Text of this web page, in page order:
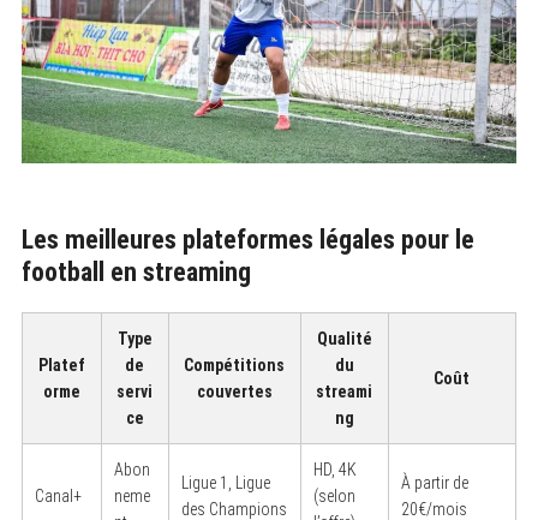
Les meilleures plateformes légales pour le
football en streaming
Platef
orme
Type
de
servi
ce
Compétitions
couvertes
Qualité
du
streami
ng
Coût
Canal+
Abon
neme
Ligue 1, Ligue
des Champions
HD, 4K
(selon
À partir de
20€/mois